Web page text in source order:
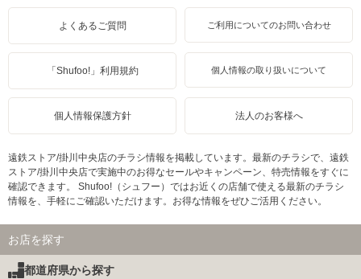
よくあるご質問 ご利用についてのお問い合わせ
「Shufoo!」利用規約 個人情報の取り扱いについて
個人情報保護方針 法人のお客様へ
遠鉄ストア/掛川中央店のチラシ情報を掲載しています。最新のチラシで、遠鉄
ストア/掛川中央店で実施中のお得なセールやキャンペーン、特売情報をすぐに
確認できます。 Shufoo!（シュフー）ではお近くの店舗で使える最新のチラシ
情報を、手軽にご確認いただけます。お得な情報をぜひご活用ください。
お店を探す
都道府県から探す